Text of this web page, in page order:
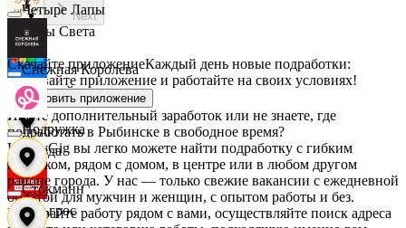
Дары Света
Детский мир
Звезда
Зельгрос
Четыре Лапы
Снежная Королева
Подружка
Стокманн
Next
Скачайте приложениеКаждый день новые подработки:
скачивайте приложение и работайте на своих условиях!
Установить приложение
Ищете дополнительный заработок или не знаете, где
подработать в Рыбинске в свободное время?
На MyGig вы легко можете найти подработку с гибким
графиком, рядом с домом, в центре или в любом другом
районе города. У нас — только свежие вакансии с ежедневной
оплатой для мужчин и женщин, с опытом работы и без.
Выбирайте работу рядом с вами, осуществляйте поиск адреса